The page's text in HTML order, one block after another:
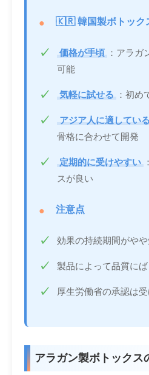
🇰🇷 韓国製ボトック
価格が手頃 ：アラガ
可能
気軽に試せる ：初め
アジア人に適してい
骨格に合わせて開発
定期的に受けやすい
スが良い
注意点
効果の持続期間がやや
製品によって品質に
厚生労働省の承認は
アラガン製ボトックス